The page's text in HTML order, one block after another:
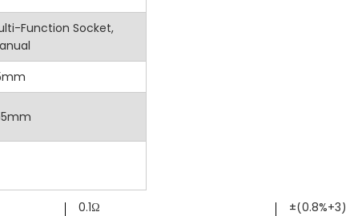
阻、電容和電感。
分析數據。
，確保操作安全。
否
否
10A
1V
0.1mA
0.1Ω ±(0.8%+3)
Function Socket,